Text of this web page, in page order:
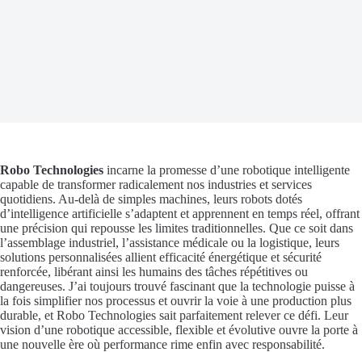
Robo Technologies incarne la promesse d’une robotique intelligente
capable de transformer radicalement nos industries et services
quotidiens. Au-delà de simples machines, leurs robots dotés
d’intelligence artificielle s’adaptent et apprennent en temps réel, offrant
une précision qui repousse les limites traditionnelles. Que ce soit dans
l’assemblage industriel, l’assistance médicale ou la logistique, leurs
solutions personnalisées allient efficacité énergétique et sécurité
renforcée, libérant ainsi les humains des tâches répétitives ou
dangereuses. J’ai toujours trouvé fascinant que la technologie puisse à
la fois simplifier nos processus et ouvrir la voie à une production plus
durable, et Robo Technologies sait parfaitement relever ce défi. Leur
vision d’une robotique accessible, flexible et évolutive ouvre la porte à
une nouvelle ère où performance rime enfin avec responsabilité.